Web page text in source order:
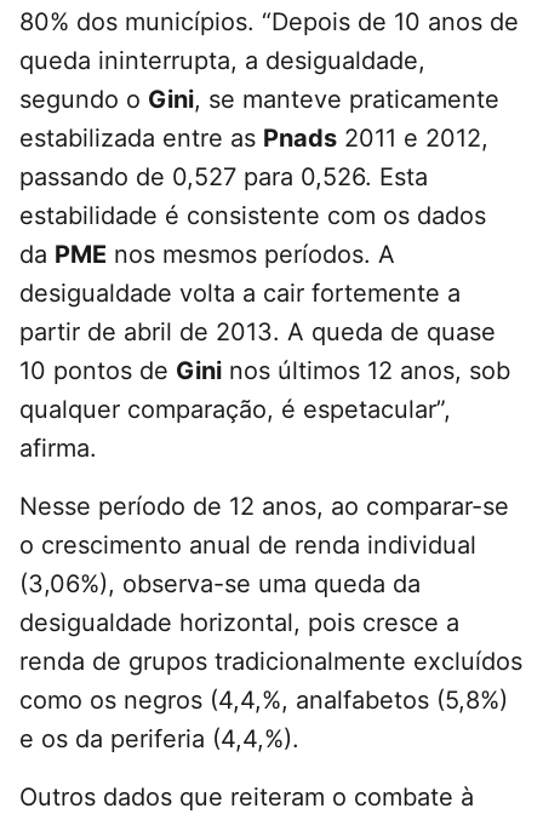
80% dos municípios. “Depois de 10 anos de
queda ininterrupta, a desigualdade,
segundo o Gini, se manteve praticamente
estabilizada entre as Pnads 2011 e 2012,
passando de 0,527 para 0,526. Esta
estabilidade é consistente com os dados
da PME nos mesmos períodos. A
desigualdade volta a cair fortemente a
partir de abril de 2013. A queda de quase
10 pontos de Gini nos últimos 12 anos, sob
qualquer comparação, é espetacular”,
afirma.
Nesse período de 12 anos, ao comparar-se
o crescimento anual de renda individual
(3,06%), observa-se uma queda da
desigualdade horizontal, pois cresce a
renda de grupos tradicionalmente excluídos
como os negros (4,4,%, analfabetos (5,8%)
e os da periferia (4,4,%).
Outros dados que reiteram o combate à